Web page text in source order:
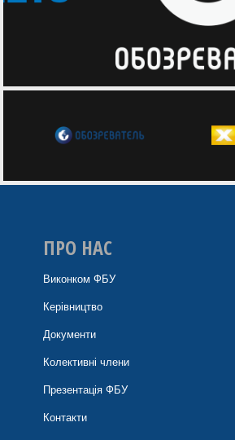
ПРО НАС
Виконком ФБУ
Керівництво
Документи
Колективні члени
Презентація ФБУ
Контакти